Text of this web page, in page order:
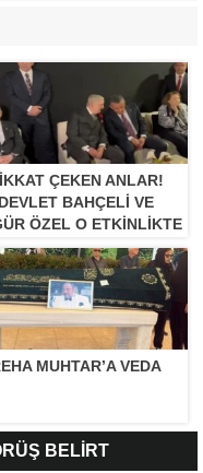
ÇEKEN ANLAR!
DEVLET BAHÇELI VE
ÖZEL O ETKINLIKTE
ARAYA GELDILER
MUHTAR’A VEDA
BELİRT